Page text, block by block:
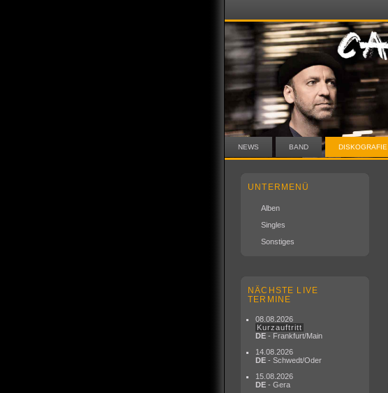
NEWS BAND DISKOGRAFIE
UNTERMENÜ
Alben
Singles
Sonstiges
NÄCHSTE LIVE
TERMINE
08.08.2026
Kurzauftritt
DE - Frankfurt/Main
14.08.2026
DE - Schwedt/Oder
15.08.2026
DE - Gera